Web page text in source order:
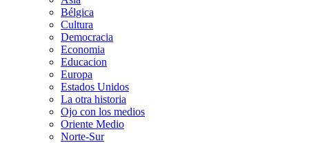
i
r
Bélgica
Cultura
Democracia
Economia
Educacion
Europa
Estados Unidos
La otra historia
Ojo con los medios
Oriente Medio
Norte-Sur